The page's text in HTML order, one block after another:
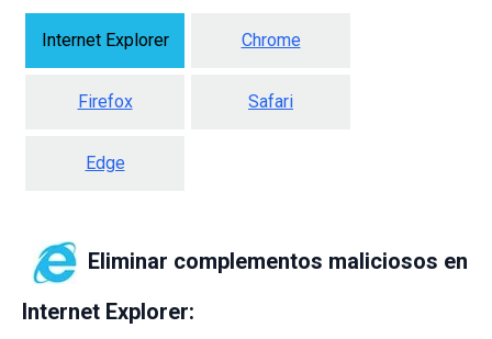
Internet Explorer Chrome
Firefox Safari
Edge
Eliminar complementos maliciosos en
Internet Explorer: